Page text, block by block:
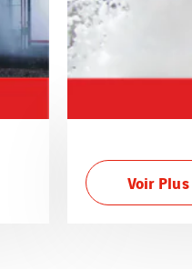
Voir Plus